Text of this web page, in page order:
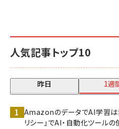
人気記事トップ10
昨日 1週
AmazonのデータでAI学習は
リシー」でAI・自動化ツール